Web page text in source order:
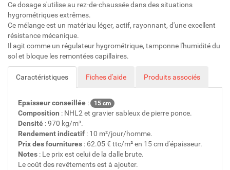
Ce dosage s'utilise au rez-de-chaussée dans des situations
hygrométriques extrêmes.
Ce mélange est un matériau léger, actif, rayonnant, d'une excellent
résistance mécanique.
Il agit comme un régulateur hygrométrique, tamponne l'humidité du
sol et bloque les remontées capillaires.
Caractéristiques Fiches d'aide Produits associés
Epaisseur conseillée : 15 cm
Composition : NHL2 et gravier sableux de pierre ponce.
Densité : 970 kg/m³.
Rendement indicatif : 10 m²/jour/homme.
Prix des fournitures : 62.05 € ttc/m² en 15 cm d'épaisseur.
Notes : Le prix est celui de la dalle brute.
Le coût des revêtements est à ajouter.